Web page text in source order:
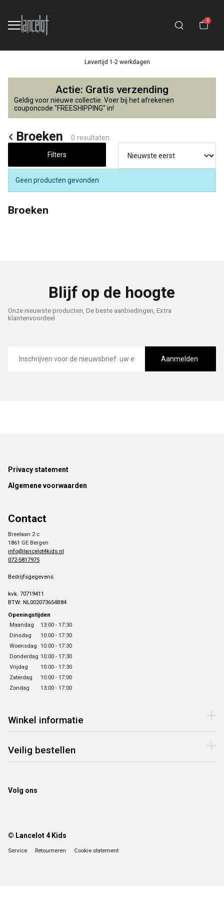
0
Levertijd 1-2 werkdagen
Broeken
Lancelot
4
Kids
Actie: Gratis verzending
Geldig voor nieuwe collectie. Voer bij het afrekenen
couponcode "FREESHIPPING" in!
Broeken 0 resultaten
Filters
Geen producten gevonden
Broeken
Blijf op de hoogte
Onze nieuwste producten, De beste aanbiedingen, Extra
klantenvoordeel
mailadres
Aanmelden
Footer
Privacy statement
Algemene voorwaarden
Contact
Breelaan 2 c
1861 GE Bergen
info@lancelot4kids.nl
072-5817975
Bedrijfsgegevens
kvk. 70719411
BTW: NL002073654B84
Openingstijden
Maandag
13:00 - 17:30
Dinsdag
10:00 - 17:30
Woensdag 10:00 - 17:30
Donderdag 10:00 - 17:30
Vrijdag
10:00 - 17:30
Zaterdag
10:00 - 17:00
Zondag
13:00 - 17:00
Winkel informatie
Veilig bestellen
Volg ons
© Lancelot 4 Kids
Service Retourneren Cookie statement